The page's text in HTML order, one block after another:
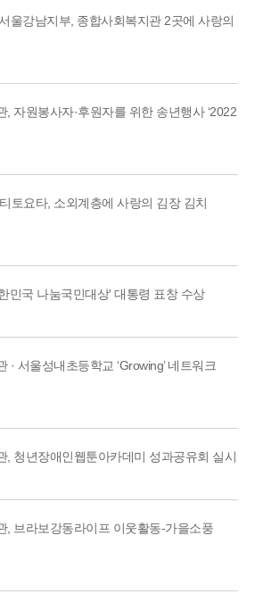
울강남지부, 종합사회복지관 2곳에 사랑의
자원봉사자·후원자를 위한 송년행사 ‘2022
토요타, 소외계층에 사랑의 김장 김치
민국 나눔국민대상' 대통령 표창 수상
· 서울성내초등학교 ‘Growing’ 네트워크
, 청년장애인웹툰아카데미 성과공유회 실시
, 브라보강동라이프 이웃활동-가을소풍